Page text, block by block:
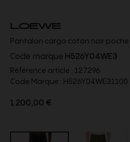
LOEWE
Pantalon cargo coton noir
Code marque H526Y04WE3
Référence article : 127296
Code Marque : H526Y04WE31100
1 200,00 €